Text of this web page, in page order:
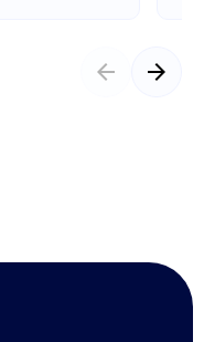
arrow_back arrow_forward